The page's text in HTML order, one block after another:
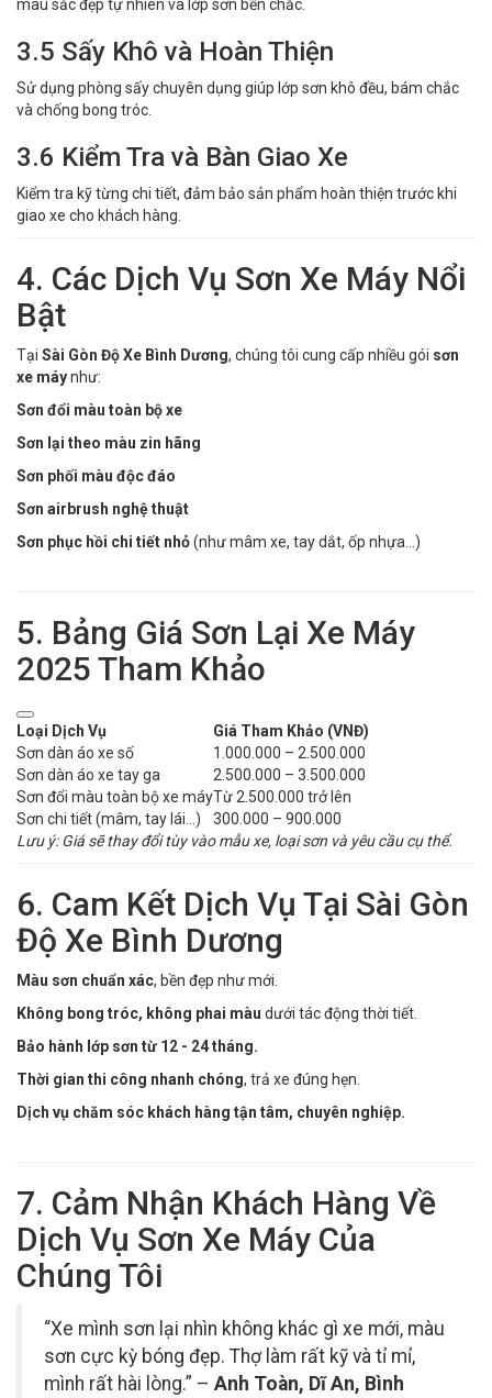
màu sắc đẹp tự nhiên và lớp sơn bền chắc.
3.5 Sấy Khô và Hoàn Thiện
Sử dụng phòng sấy chuyên dụng giúp lớp sơn khô đều, bám chắc
và chống bong tróc.
3.6 Kiểm Tra và Bàn Giao Xe
Kiểm tra kỹ từng chi tiết, đảm bảo sản phẩm hoàn thiện trước khi
giao xe cho khách hàng.
4. Các Dịch Vụ Sơn Xe Máy Nổi
Bật
Tại Sài Gòn Độ Xe Bình Dương, chúng tôi cung cấp nhiều gói sơn
xe máynhư:
Sơn đổi màu toàn bộ xe
Sơn lại theo màu zin hãng
Sơn phối màu độc đáo
Sơn airbrush nghệ thuật
Sơn phục hồi chi tiết nhỏ(như mâm xe, tay dắt, ốp nhựa...)
5. Bảng Giá Sơn Lại Xe Máy
2025 Tham Khảo
Loại Dịch Vụ
Giá Tham Khảo (VNĐ)
Sơn dàn áo xe số
1.000.000 – 2.500.000
Sơn dàn áo xe tay ga
2.500.000 – 3.500.000
Sơn đổi màu toàn bộ xe máyTừ 2.500.000 trở lên
Sơn chi tiết (mâm, tay lái...)
300.000 – 900.000
Lưu ý: Giá sẽ thay đổi tùy vào mẫu xe, loại sơn và yêu cầu cụ thể.
6. Cam Kết Dịch Vụ Tại Sài Gòn
Độ Xe Bình Dương
Màu sơn chuẩn xác, bền đẹp như mới.
Không bong tróc, không phai màu dưới tác động thời tiết.
Bảo hành lớp sơn từ 12 - 24 tháng.
Thời gian thi công nhanh chóng, trả xe đúng hẹn.
Dịch vụ chăm sóc khách hàng tận tâm, chuyên nghiệp.
7. Cảm Nhận Khách Hàng Về
Dịch Vụ Sơn Xe Máy Của
Chúng Tôi
“Xe mình sơn lại nhìn không khác gì xe mới, màu
sơn cực kỳ bóng đẹp. Thợ làm rất kỹ và tỉ mỉ,
mình rất hài lòng.” – Anh Toàn, Dĩ An, Bình